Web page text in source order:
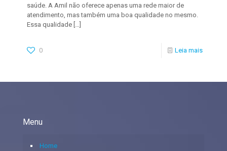
saúde. A Amil não oferece apenas uma rede maior de
atendimento, mas também uma boa qualidade no mesmo.
Essa qualidade
0 Leia mais
Menu
Home